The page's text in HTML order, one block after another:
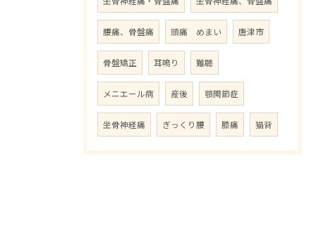
腰痛、骨盤痛 頭痛 めまい 唐津市
骨盤矯正 耳鳴り 難聴
メニエール病 産後 顎関節症
坐骨神経痛 ぎっくり腰 膝痛 猫背